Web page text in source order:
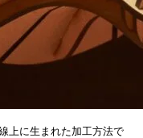
上に生まれた加工方法で